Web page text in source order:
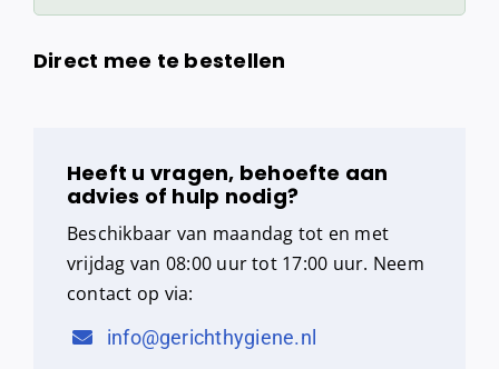
Direct mee te bestellen
Heeft u vragen, behoefte aan
advies of hulp nodig?
Beschikbaar van maandag tot en met
vrijdag van 08:00 uur tot 17:00 uur. Neem
contact op via:
info@gerichthygiene.nl